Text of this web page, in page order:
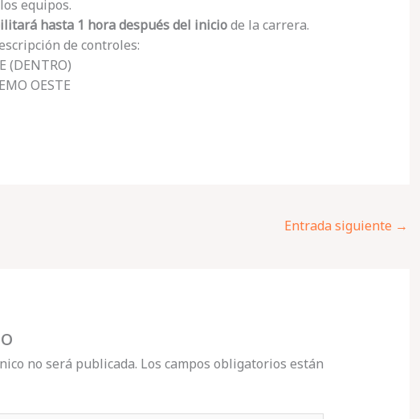
equipos.
hasta 1 hora después del iniciode la carrera.
de controles:
(DENTRO)
OESTE
Entrada siguiente →
no será publicada. Los campos obligatorios están